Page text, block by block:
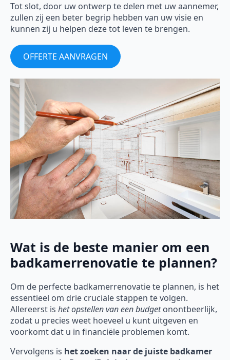
Tot slot, door uw ontwerp te delen met uw aannemer,
zullen zij een beter begrip hebben van uw visie en
kunnen zij u helpen deze tot leven te brengen.
OFFERTE AANVRAGEN
Wat is de beste manier om een
badkamerrenovatie te plannen?
Om de perfecte badkamerrenovatie te plannen, is het
essentieel om drie cruciale stappen te volgen.
Allereerst is het opstellen van een budgetonontbeerlijk,
zodat u precies weet hoeveel u kunt uitgeven en
voorkomt dat u in financiële problemen komt.
Vervolgens is het zoeken naar de juiste badkamer